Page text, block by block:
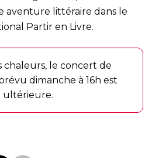
aventure littéraire dans le
Partir en Livre.
chaleurs, le concert de
dimanche à 16h est
ultérieure.